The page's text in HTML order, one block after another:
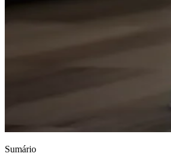
Sumário